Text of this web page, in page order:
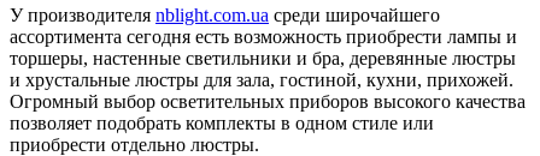
У производителя nblight.com.ua cреди широчайшего
ассортимента сегодня есть возможность приобрести лампы и
торшеры, настенные светильники и бра, деревянные люстры
и хрустальные люстры для зала, гостиной, кухни, прихожей.
Огромный выбор осветительных приборов высокого качества
позволяет подобрать комплекты в одном стиле или
приобрести отдельно люстры.